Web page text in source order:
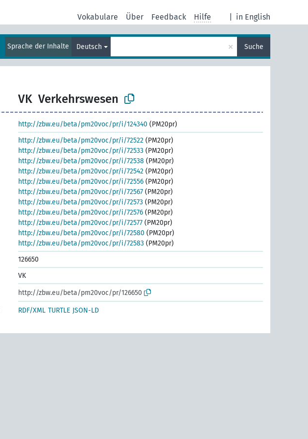
in English
Vokabulare Über Feedback Hilfe
Sprache der Inhalte Deutsch × Suche
VK Verkehrswesen
http://zbw.eu/beta/pm20voc/pr/i/124340 (PM20pr)
http://zbw.eu/beta/pm20voc/pr/i/72522 (PM20pr)
http://zbw.eu/beta/pm20voc/pr/i/72533 (PM20pr)
http://zbw.eu/beta/pm20voc/pr/i/72538 (PM20pr)
http://zbw.eu/beta/pm20voc/pr/i/72542 (PM20pr)
http://zbw.eu/beta/pm20voc/pr/i/72556 (PM20pr)
http://zbw.eu/beta/pm20voc/pr/i/72567 (PM20pr)
http://zbw.eu/beta/pm20voc/pr/i/72573 (PM20pr)
http://zbw.eu/beta/pm20voc/pr/i/72576 (PM20pr)
http://zbw.eu/beta/pm20voc/pr/i/72577 (PM20pr)
http://zbw.eu/beta/pm20voc/pr/i/72580 (PM20pr)
http://zbw.eu/beta/pm20voc/pr/i/72583 (PM20pr)
126650
VK
http://zbw.eu/beta/pm20voc/pr/126650
RDF/XML TURTLE JSON-LD